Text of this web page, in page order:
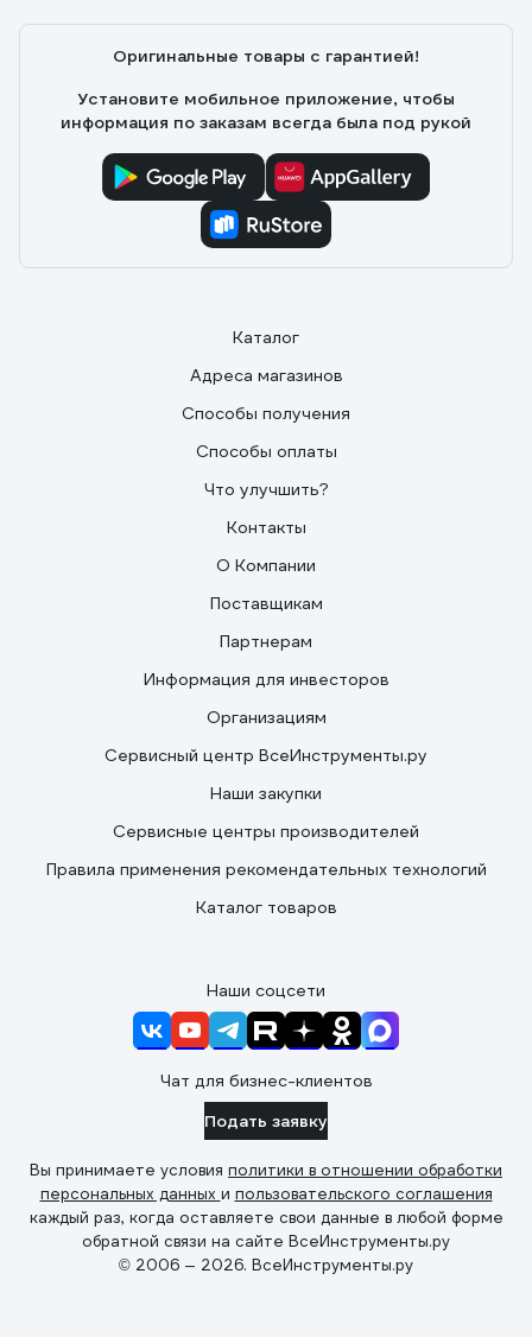
Оригинальные товары с гарантией!
Установите мобильное приложение, чтобы
информация по заказам всегда была под рукой
Каталог
Адреса магазинов
Способы получения
Способы оплаты
Что улучшить?
Контакты
О Компании
Поставщикам
Партнерам
Информация для инвесторов
Организациям
Сервисный центр ВсеИнструменты.ру
Наши закупки
Сервисные центры производителей
Правила применения рекомендательных технологий
Каталог товаров
Наши соцсети
Чат для бизнес-клиентов
Подать заявку
Вы принимаете условия политики в отношении обработки
персональных данных и пользовательского соглашения
каждый раз, когда оставляете свои данные в любой форме
обратной связи на сайте ВсеИнструменты.ру
© 2006 — 2026. ВсеИнструменты.ру